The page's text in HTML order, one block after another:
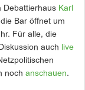
Debattierhaus Karl
Bar öffnet um
Für alle, die
auch
live
noch anschauen.